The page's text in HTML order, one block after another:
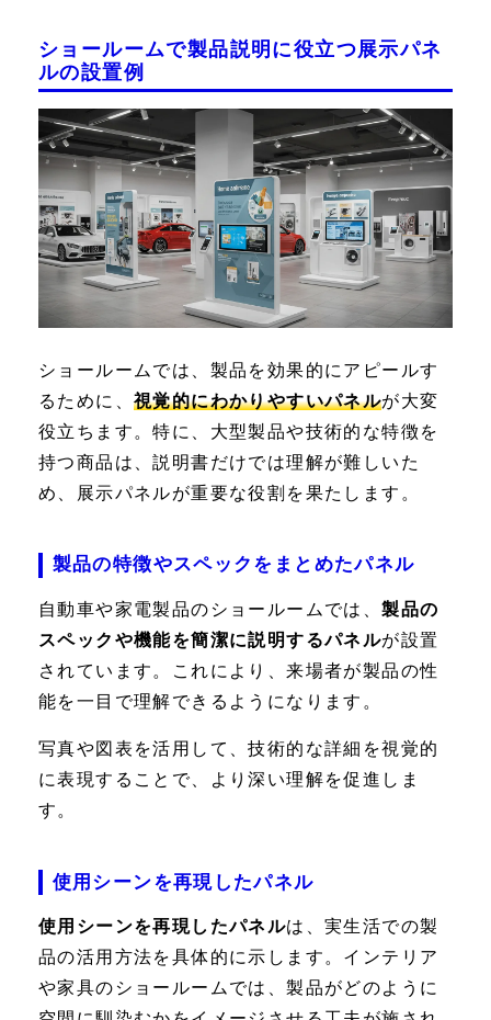
ショールームで製品説明に役立つ展示パネ
ルの設置例
ショールームでは、製品を効果的にアピールす
るために、 視覚的にわかりやすいパネルが大変
役立ちます。特に、大型製品や技術的な特徴を
持つ商品は、説明書だけでは理解が難しいた
め、展示パネルが重要な役割を果たします。
製品の特徴やスペックをまとめたパネル
自動車や家電製品のショールームでは、製品の
スペックや機能を簡潔に説明するパネルが設置
されています。これにより、来場者が製品の性
能を一目で理解できるようになります。
写真や図表を活用して、技術的な詳細を視覚的
に表現することで、より深い理解を促進しま
す。
使用シーンを再現したパネル
使用シーンを再現したパネルは、実生活での製
品の活用方法を具体的に示します。インテリア
や家具のショールームでは、製品がどのように